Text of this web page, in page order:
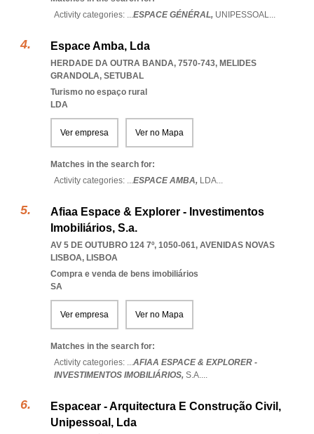
Activity categories: ...ESPACE GÉNÉRAL, UNIPESSOAL...
Espace Amba, Lda
HERDADE DA OUTRA BANDA, 7570-743, MELIDES
GRANDOLA, SETUBAL
Turismo no espaço rural
LDA
Ver empresa Ver no Mapa
Matches in the search for:
Activity categories: ...ESPACE AMBA, LDA...
Afiaa Espace & Explorer - Investimentos
Imobiliários, S.a.
AV 5 DE OUTUBRO 124 7º, 1050-061, AVENIDAS NOVAS
LISBOA, LISBOA
Compra e venda de bens imobiliários
SA
Ver empresa Ver no Mapa
Matches in the search for:
Activity categories: ...AFIAA ESPACE & EXPLORER -
INVESTIMENTOS IMOBILIÁRIOS, S.A....
Espacear - Arquitectura E Construção Civil,
Unipessoal, Lda